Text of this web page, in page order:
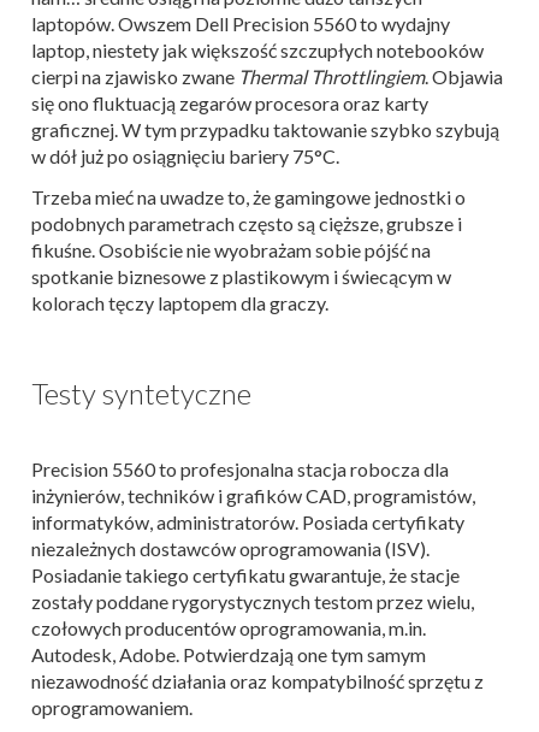
laptopów. Owszem Dell Precision 5560 to wydajny
laptop, niestety jak większość szczupłych notebooków
cierpi na zjawisko zwane Thermal Throttlingiem. Objawia
się ono fluktuacją zegarów procesora oraz karty
graficznej. W tym przypadku taktowanie szybko szybują
w dół już po osiągnięciu bariery 75°C.
Trzeba mieć na uwadze to, że gamingowe jednostki o
podobnych parametrach często są cięższe, grubsze i
fikuśne. Osobiście nie wyobrażam sobie pójść na
spotkanie biznesowe z plastikowym i świecącym w
kolorach tęczy laptopem dla graczy.
Testy syntetyczne
Precision 5560 to profesjonalna stacja robocza dla
inżynierów, techników i grafików CAD, programistów,
informatyków, administratorów. Posiada certyfikaty
niezależnych dostawców oprogramowania (ISV).
Posiadanie takiego certyfikatu gwarantuje, że stacje
zostały poddane rygorystycznych testom przez wielu,
czołowych producentów oprogramowania, m.in.
Autodesk, Adobe. Potwierdzają one tym samym
niezawodność działania oraz kompatybilność sprzętu z
oprogramowaniem.